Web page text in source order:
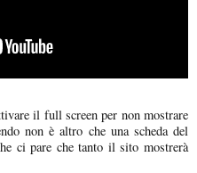
il full screen per non mostrare
non è altro che una scheda del
ci pare che tanto il sito mostrerà